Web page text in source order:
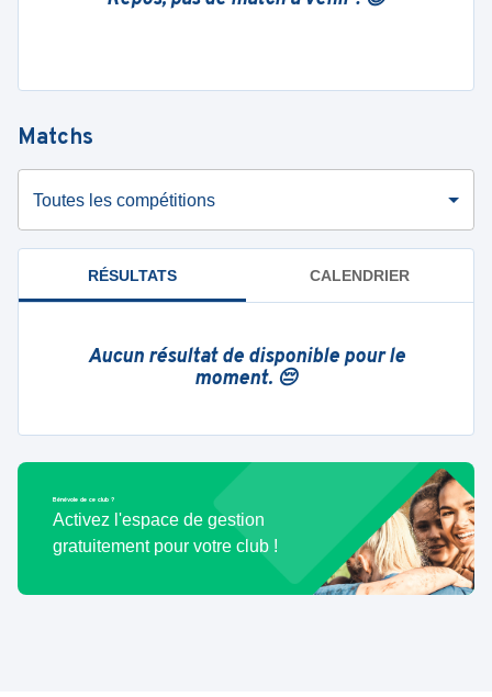
Matchs
Toutes les compétitions
RÉSULTATS CALENDRIER
Aucun résultat de disponible pour le
moment. 😔
Bénévole de ce club ?
Activez l'espace de gestion
gratuitement pour votre club !